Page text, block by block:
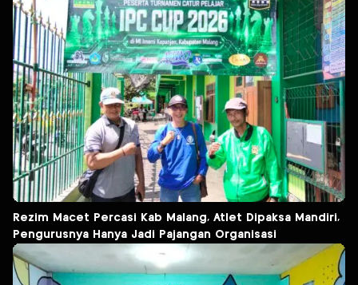
Rezim Macet Percasi Kab Malang, Atlet Dipaksa Mandiri,
Pengurusnya Hanya Jadi Pajangan Organisasi